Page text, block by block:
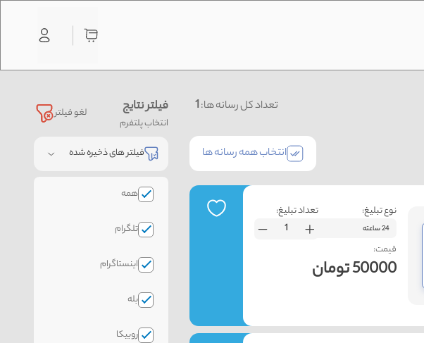
لغو فیلتر فیلتر نتایج
انتخاب پلتفرم
فیلتر های ذخیره شده
همه
تلگرام
اینستاگرام
بله
روبیکا
تعداد کل رسانه ها:1
انتخاب همه رسانه ها
نوع تبلیغ:
24 ساعته
تعداد تبلیغ:
قیمت:
50000 تومان